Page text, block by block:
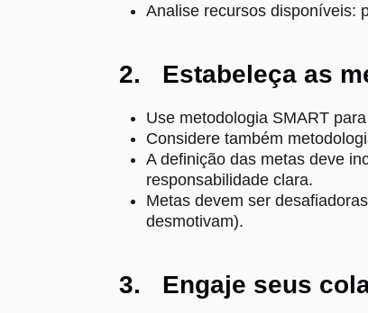
Analise recursos disponíveis:
2. Estabeleça as
Use metodologia SMART
Considere também
A definição das metas deve
responsabilidade clara.
Metas devem ser
desmotivam).
3. Engaje seus